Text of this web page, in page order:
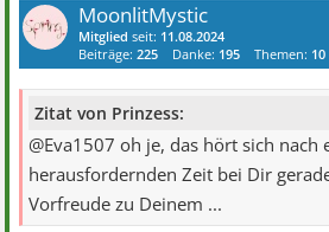
MoonlitMystic
Mitglied seit: 11.08.2024
Beiträge:225 Danke: 195 Themen: 10
Zitat von Prinzess:
@Eva1507 oh je, das hört sich nach
herausfordernden Zeit bei Dir
Vorfreude zu Deinem ...